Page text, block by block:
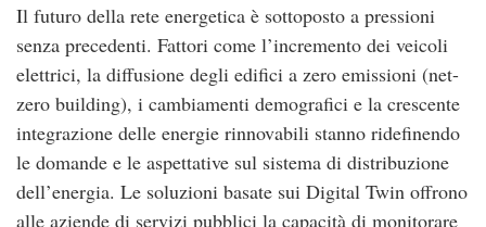
Il futuro della rete energetica è sottoposto a pressioni
senza precedenti. Fattori come l’incremento dei veicoli
elettrici, la diffusione degli edifici a zero emissioni (net-
zero building), i cambiamenti demografici e la crescente
integrazione delle energie rinnovabili stanno ridefinendo
le domande e le aspettative sul sistema di distribuzione
dell’energia. Le soluzioni basate sui Digital Twin offrono
alle aziende di servizi pubblici la capacità di monitorare